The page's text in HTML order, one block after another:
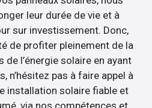
leur durée de vie et à
sur investissement. Donc,
de profiter pleinement de la
l’énergie solaire en ayant
n’hésitez pas à faire appel à
installation solaire fiable et